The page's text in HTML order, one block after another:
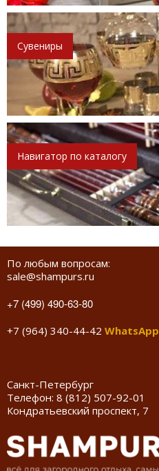
Сувениры
Навигатор по каталогу
По любым вопросам:
sale@shampurs.ru
+7 (499) 490-63-80
+7 (964) 340-44-42 WhatsApp
Санкт-Петербург
Телефон: 8 (812) 507-92-01
Кондратьевский проспект, 7